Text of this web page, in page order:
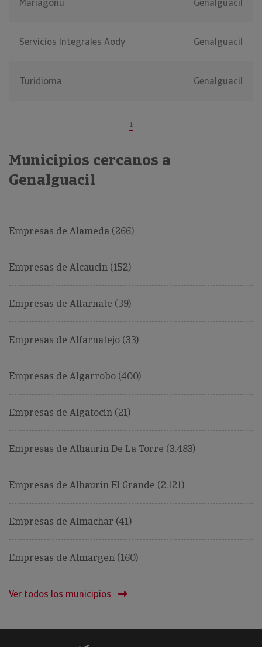
Mariagonu Genalguacil
Servicios Integrales Aody Genalguacil
Turidioma Genalguacil
1
Municipios cercanos a
Genalguacil
Empresas de Alameda (266)
Empresas de Alcaucin (152)
Empresas de Alfarnate (39)
Empresas de Alfarnatejo (33)
Empresas de Algarrobo (400)
Empresas de Algatocin (21)
Empresas de Alhaurin De La Torre (3.483)
Empresas de Alhaurin El Grande (2.121)
Empresas de Almachar (41)
Empresas de Almargen (160)
Ver todos los municipios